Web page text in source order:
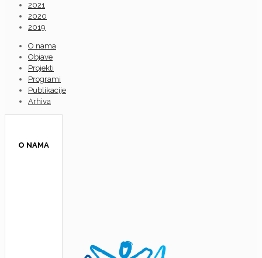
2021
2020
2019
O nama
Objave
Projekti
Programi
Publikacije
Arhiva
O NAMA